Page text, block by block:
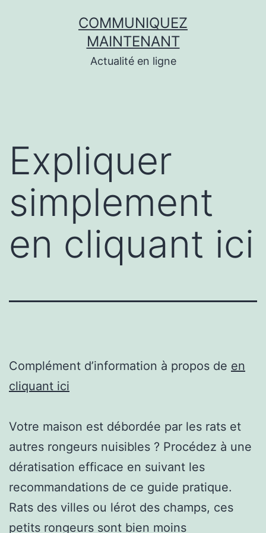
COMMUNIQUEZ
MAINTENANT
Actualité en ligne
Expliquer
simplement
en cliquant ici
Complément d’information à propos de en
cliquant ici
Votre maison est débordée par les rats et
autres rongeurs nuisibles ? Procédez à une
dératisation efficace en suivant les
recommandations de ce guide pratique.
Rats des villes ou lérot des champs, ces
petits rongeurs sont bien moins